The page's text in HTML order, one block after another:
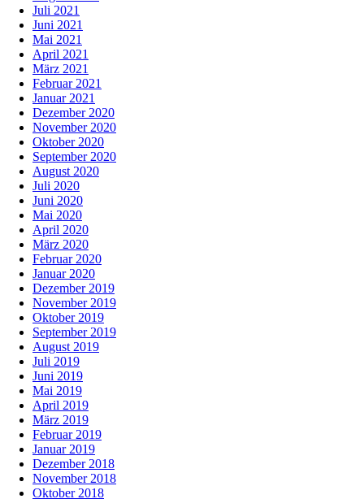
Juli 2021
Juni 2021
Mai 2021
April 2021
März 2021
Februar 2021
Januar 2021
Dezember 2020
November 2020
Oktober 2020
September 2020
August 2020
Juli 2020
Juni 2020
Mai 2020
April 2020
März 2020
Februar 2020
Januar 2020
Dezember 2019
November 2019
Oktober 2019
September 2019
August 2019
Juli 2019
Juni 2019
Mai 2019
April 2019
März 2019
Februar 2019
Januar 2019
Dezember 2018
November 2018
Oktober 2018